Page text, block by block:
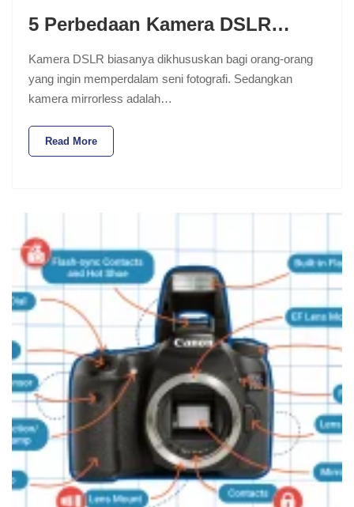
5 Perbedaan Kamera DSLR…
Kamera DSLR biasanya dikhususkan bagi orang-orang
yang ingin memperdalam seni fotografi. Sedangkan
kamera mirrorless adalah…
Read More